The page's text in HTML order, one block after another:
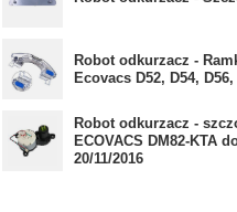
Robot odkurzacz -
Ecovacs D52, D54,
Robot odkurzacz -
ECOVACS DM82-KTA
20/11/2016